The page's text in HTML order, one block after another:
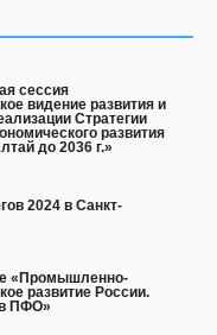
сессия
видение развития и
Стратегии
развития
до 2036 г.»
2024 в Санкт-
«Промышленно-
развитие России.
ПФО»